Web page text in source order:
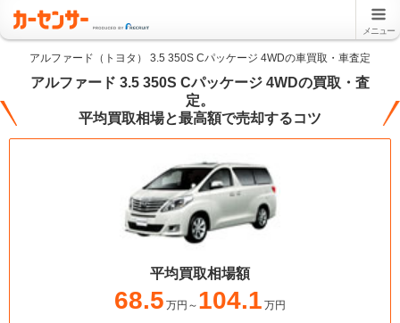
メニュー
アルファード（トヨタ） 3.5 350S Cパッケージ 4WDの車買取・車査定
アルファード 3.5 350S Cパッケージ 4WDの買取・査
定。
平均買取相場と最高額で売却するコツ
平均買取相場額
68.5 万円～ 104.1 万円